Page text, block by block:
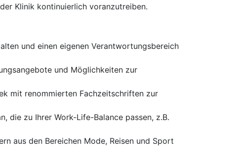
Klinik kontinuierlich voranzutreiben.
und einen eigenen Verantwortungsbereich
und Möglichkeiten zur
mit renommierten Fachzeitschriften zur
die zu Ihrer Work-Life-Balance passen, z.B.
aus den Bereichen Mode, Reisen und Sport